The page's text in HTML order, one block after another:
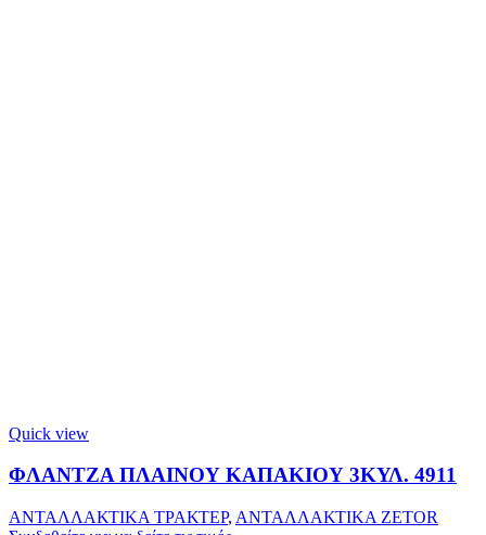
Quick view
ΦΛΑΝΤΖΑ ΠΛΑΙΝΟΥ ΚΑΠΑΚΙΟΥ 3ΚΥΛ. 4911
ΑΝΤΑΛΛΑΚΤΙΚΑ ΤΡΑΚΤΕΡ, ΑΝΤΑΛΛΑΚΤΙΚΑ ZETOR